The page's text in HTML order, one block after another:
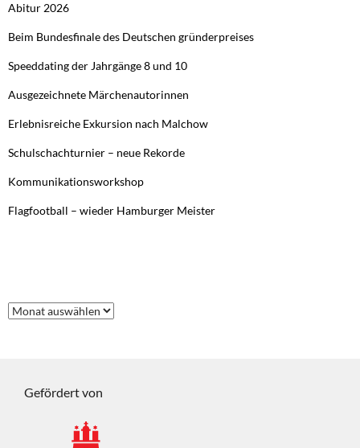
Abitur 2026
Beim Bundesfinale des Deutschen gründerpreises
Speeddating der Jahrgänge 8 und 10
Ausgezeichnete Märchenautorinnen
Erlebnisreiche Exkursion nach Malchow
Schulschachturnier – neue Rekorde
Kommunikationsworkshop
Flagfootball – wieder Hamburger Meister
Frühere
Beiträge
Gefördert von